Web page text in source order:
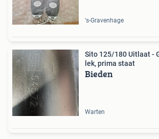
's-Gravenhage
Sito 125/180 Uitlaat -
lek, prima staat
Bieden
Warten